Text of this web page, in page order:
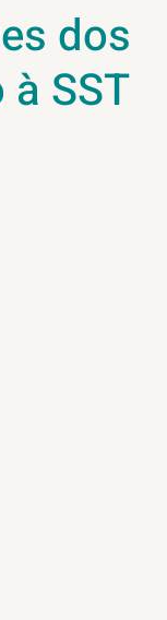
dos
SST